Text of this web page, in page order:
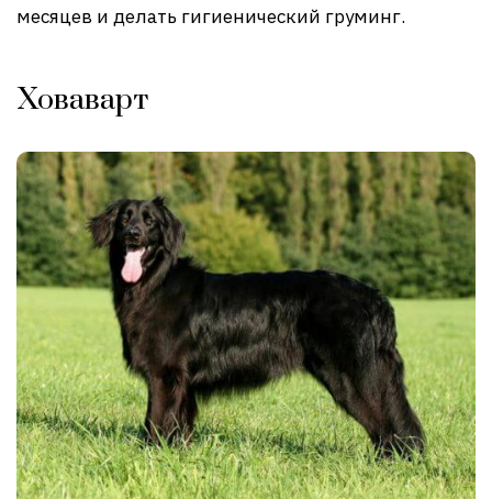
месяцев и делать гигиенический груминг.
Ховаварт